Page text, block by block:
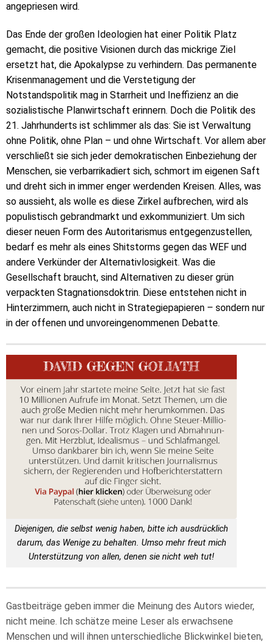
angepriesen wird.
Das Ende der großen Ideologien hat einer Politik Platz
gemacht, die positive Visionen durch das mickrige Ziel
ersetzt hat, die Apokalypse zu verhindern. Das permanente
Krisenmanagement und die Verstetigung der
Notstandspolitik mag in Starrheit und Ineffizienz an die
sozialistische Planwirtschaft erinnern. Doch die Politik des
21. Jahrhunderts ist schlimmer als das: Sie ist Verwaltung
ohne Politik, ohne Plan – und ohne Wirtschaft. Vor allem aber
verschließt sie sich jeder demokratischen Einbeziehung der
Menschen, sie verbarrikadiert sich, schmort im eigenen Saft
und dreht sich in immer enger werdenden Kreisen. Alles, was
so aussieht, als wolle es diese Zirkel aufbrechen, wird als
populistisch gebrandmarkt und exkommuniziert. Um sich
dieser neuen Form des Autoritarismus entgegenzustellen,
bedarf es mehr als eines Shitstorms gegen das WEF und
andere Verkünder der Alternativlosigkeit. Was die
Gesellschaft braucht, sind Alternativen zu dieser grün
verpackten Stagnationsdoktrin. Diese entstehen nicht in
Hinterzimmern, auch nicht in Strategiepapieren – sondern nur
in der offenen und unvoreingenommenen Debatte.
Diejenigen, die selbst wenig haben, bitte ich ausdrücklich
darum, das Wenige zu behalten. Umso mehr freut mich
Unterstützung von allen, denen sie nicht weh tut!
Gastbeiträge geben immer die Meinung des Autors wieder,
nicht meine. Ich schätze meine Leser als erwachsene
Menschen und will ihnen unterschiedliche Blickwinkel bieten,